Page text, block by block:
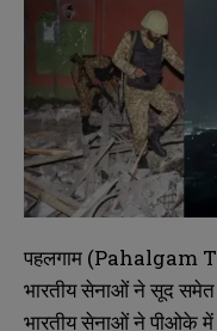
पहलगाम (Pahalgam
भारतीय सेनाओं ने सूद समेत
भारतीय सेनाओं ने पीओके